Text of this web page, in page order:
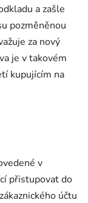
a zašle
pozměněnou
za nový
je v takovém
kupujícím na
v
přistupovat do
účtu